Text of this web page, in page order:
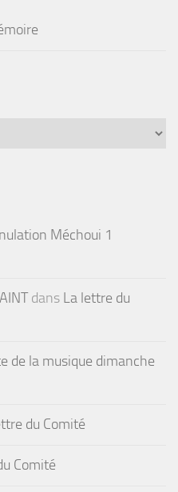
Méchoui 1
dans La lettre du
de la musique dimanche
du Comité
Comité